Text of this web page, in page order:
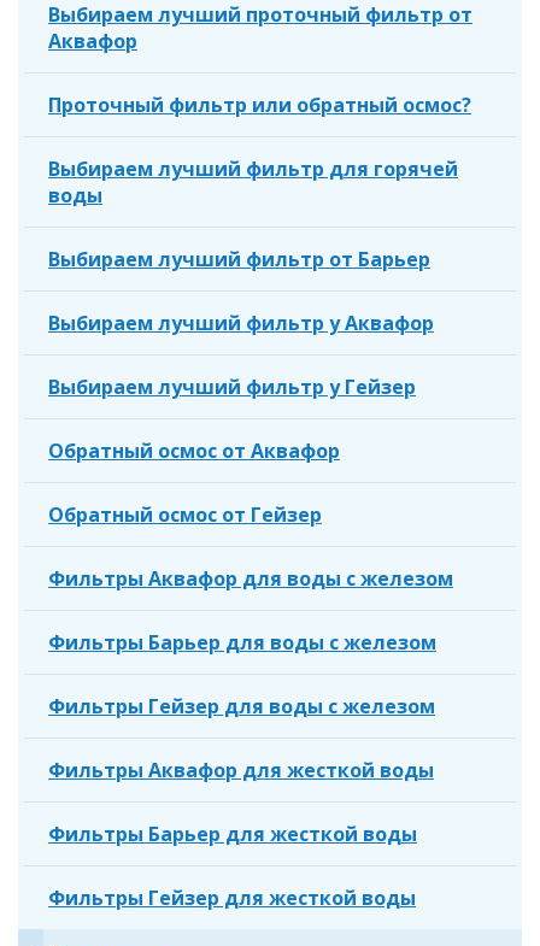
Выбираем лучший проточный фильтр от
Аквафор
Проточный фильтр или обратный осмос?
Выбираем лучший фильтр для горячей
воды
Выбираем лучший фильтр от Барьер
Выбираем лучший фильтр у Аквафор
Выбираем лучший фильтр у Гейзер
Обратный осмос от Аквафор
Обратный осмос от Гейзер
Фильтры Аквафор для воды с железом
Фильтры Барьер для воды с железом
Фильтры Гейзер для воды с железом
Фильтры Аквафор для жесткой воды
Фильтры Барьер для жесткой воды
Фильтры Гейзер для жесткой воды